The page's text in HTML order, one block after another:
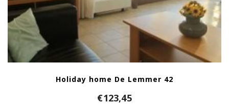
Holiday home De Lemmer 42
€123,45